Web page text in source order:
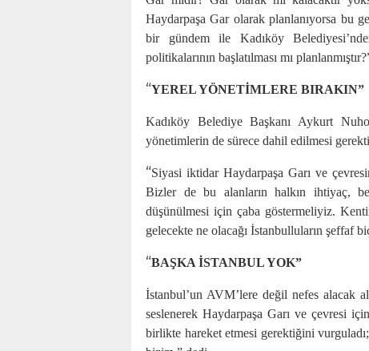
Haydarpaşa Gar olarak planlanıyorsa bu
bir gündem ile Kadıköy
politikalarının başlatılması mı
“YEREL YÖNETİMLERE BIRAKIN”
Kadıköy Belediye Başkanı Aykurt
yönetimlerin de sürece dahil edilmesi
“Siyasi iktidar Haydarpaşa Garı ve
Bizler de bu alanların halkın ihtiyaç,
düşünülmesi için çaba göstermeliyiz.
gelecekte ne olacağı İstanbulluların şeffaf
“BAŞKA İSTANBUL YOK”
İstanbul’un AVM’lere değil nefes alacak
seslenerek Haydarpaşa Garı ve çevresi
birlikte hareket etmesi gerektiğini